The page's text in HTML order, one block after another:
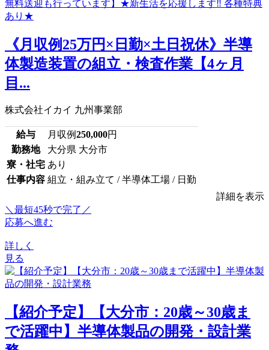
《月収例25万円×日勤×土日祝休》半導
体製造装置の組立・検査作業【4ヶ月
目...
株式会社イカイ 九州事業部
給与 月収例250,000円
勤務地
大分県 大分市
寮・社宅 あり
仕事内容 組立・組み立て / 半導体工場 / 日勤
詳細を表示
＼最短45秒で完了／
応募へ進む
詳しく
見る
【紹介予定】【大分市：20歳～30歳ま
で活躍中】半導体製品の開発・設計業